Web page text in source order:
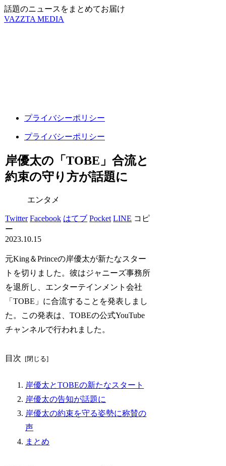
話題のニュースをまとめてお届け
VAZZTA MEDIA
プライバシーポリシー
プライバシーポリシー
岸優太の「TOBE」合流と
約束の守り方が話題に
エンタメ
Twitter Facebook はてブ Pocket LINE コピ
ー
2023.10.15
元King＆Princeの岸優太が新たなスター
トを切りました。彼はジャニーズ事務所
を退所し、エンターテインメント会社
「TOBE」に合流することを発表しまし
た。この発表は、TOBEの公式YouTube
チャンネルで行われました。
目次
岸優太とTOBEの新たなスタート
岸優太の告知が話題に
岸優太の約束を守る姿勢に称賛の
声
まとめ